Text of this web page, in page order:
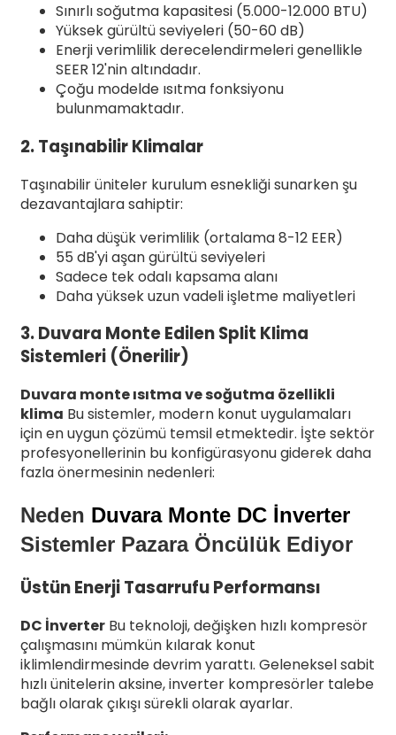
Sınırlı soğutma kapasitesi (5.000-12.000 BTU)
Yüksek gürültü seviyeleri (50-60 dB)
Enerji verimlilik derecelendirmeleri genellikle
SEER 12'nin altındadır.
Çoğu modelde ısıtma fonksiyonu
bulunmamaktadır.
2. Taşınabilir Klimalar
Taşınabilir üniteler kurulum esnekliği sunarken şu
dezavantajlara sahiptir:
Daha düşük verimlilik (ortalama 8-12 EER)
55 dB'yi aşan gürültü seviyeleri
Sadece tek odalı kapsama alanı
Daha yüksek uzun vadeli işletme maliyetleri
3. Duvara Monte Edilen Split Klima
Sistemleri (Önerilir)
Duvara monte ısıtma ve soğutma özellikli
klima Bu sistemler, modern konut uygulamaları
için en uygun çözümü temsil etmektedir. İşte sektör
profesyonellerinin bu konfigürasyonu giderek daha
fazla önermesinin nedenleri:
Neden Duvara Monte DC İnverter
Sistemler Pazara Öncülük Ediyor
Üstün Enerji Tasarrufu Performansı
DC İnverterBu teknoloji, değişken hızlı kompresör
çalışmasını mümkün kılarak konut
iklimlendirmesinde devrim yarattı. Geleneksel sabit
hızlı ünitelerin aksine, inverter kompresörler talebe
bağlı olarak çıkışı sürekli olarak ayarlar.